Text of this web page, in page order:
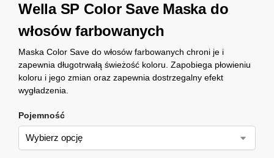
Wella SP Color Save Maska do
włosów farbowanych
Maska Color Save do włosów farbowanych chroni je i
zapewnia długotrwałą świeżość koloru. Zapobiega płowieniu
koloru i jego zmian oraz zapewnia dostrzegalny efekt
wygładzenia.
Pojemność